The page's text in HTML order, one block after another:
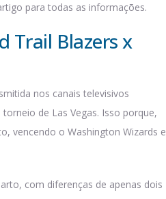
para todas as informações.
Trail Blazers x
nos canais televisivos
de Las Vegas. Isso porque,
vencendo o Washington Wizards e
com diferenças de apenas dois